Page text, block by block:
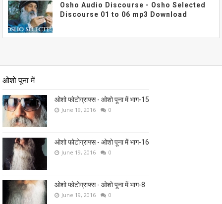
Osho Audio Discourse - Osho Selected
Discourse 01 to 06 mp3 Download
ओशो पूना में
ओशो फोटोग्राफ्स - ओशो पूना में भाग-15
June 19, 2016 0
ओशो फोटोग्राफ्स - ओशो पूना में भाग-16
June 19, 2016 0
ओशो फोटोग्राफ्स - ओशो पूना में भाग-8
June 19, 2016 0